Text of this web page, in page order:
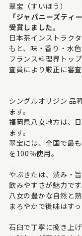
翠宝（すいほう）
「ジャパニーズテ
受賞しました。
日本茶インストラク
もと、味・香り・水
フランス料理界トッ
査員により厳正に審
シングルオリジン 品
ます。
福岡県八女地方は、
ます。
翠宝には、全国で最
を100％使用。
やぶきたは、渋み・
飲みやすさが魅力で
八女の豊かな自然と
まろやかで後味はす
石臼で丁寧に挽き上